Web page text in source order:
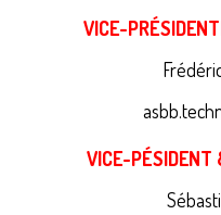
VICE-
VICE-PÉSIDENT